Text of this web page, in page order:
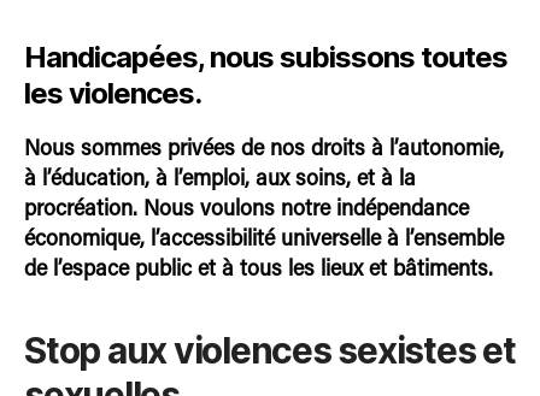
Handicapées, nous subissons toutes
les violences.
Nous sommes privées de nos droits à l’autonomie,
à l’éducation, à l’emploi, aux soins, et à la
procréation. Nous voulons notre indépendance
économique, l’accessibilité universelle à l’ensemble
de l’espace public et à tous les lieux et bâtiments.
Stop aux violences sexistes et